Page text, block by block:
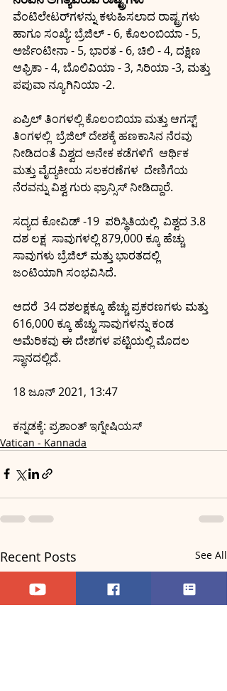
ವೆಂಟಿಲೇಟರ್‌ಗಳನ್ನು ಕಳುಹಿಸಲಾದ ರಾಷ್ಟ್ರಗಳು
ಹಾಗೂ ಸಂಖ್ಯೆ: ಬ್ರೆಜಿಲ್ - 6, ಕೊಲಂಬಿಯಾ - 5,
ಅರ್ಜೆಂಟೀನಾ - 5, ಭಾರತ - 6, ಚಿಲಿ - 4, ದಕ್ಷಿಣ
ಆಫ್ರಿಕಾ - 4, ಬೊಲಿವಿಯಾ - 3, ಸಿರಿಯಾ -3, ಮತ್ತು
ಪಪುವಾ ನ್ಯೂಗಿನಿಯಾ -2.
ಏಪ್ರಿಲ್ ತಿಂಗಳಲ್ಲಿ ಕೊಲಂಬಿಯಾ ಮತ್ತು ಆಗಸ್ಟ್
ತಿಂಗಳಲ್ಲಿ  ಬ್ರೆಜಿಲ್ ದೇಶಕ್ಕೆ ಹಣಕಾಸಿನ ನೆರವು
ನೀಡಿದಂತೆ ವಿಶ್ವದ ಅನೇಕ ಕಡೆಗಳಿಗೆ  ಆರ್ಥಿಕ
ಮತ್ತು ವೈದ್ಯಕೀಯ ಸಲಕರಣೆಗಳ  ದೇಣಿಗೆಯ
ನೆರವನ್ನು ವಿಶ್ವ ಗುರು ಫ್ರಾನ್ಸಿಸ್ ನೀಡಿದ್ದಾರೆ.
ಸದ್ಯದ ಕೋವಿಡ್ -19  ಪರಿಸ್ಥಿತಿಯಲ್ಲಿ  ವಿಶ್ವದ 3.8
ದಶ ಲಕ್ಷ  ಸಾವುಗಳಲ್ಲಿ 879,000 ಕ್ಕೂ ಹೆಚ್ಚು
ಸಾವುಗಳು ಬ್ರೆಜಿಲ್ ಮತ್ತು ಭಾರತದಲ್ಲಿ
ಜಂಟಿಯಾಗಿ ಸಂಭವಿಸಿದೆ.
ಆದರೆ  34 ದಶಲಕ್ಷಕ್ಕೂ ಹೆಚ್ಚು ಪ್ರಕರಣಗಳು ಮತ್ತು
616,000 ಕ್ಕೂ ಹೆಚ್ಚು ಸಾವುಗಳನ್ನು ಕಂಡ
ಅಮೆರಿಕವು ಈ ದೇಶಗಳ ಪಟ್ಟಿಯಲ್ಲಿ ಮೊದಲ
ಸ್ಥಾನದಲ್ಲಿದೆ.
18 ಜೂನ್ 2021, 13:47
ಕನ್ನಡಕ್ಕೆ: ಪ್ರಶಾಂತ್ ಇಗ್ನೇಷಿಯಸ್
Vatican - Kannada
Recent Posts See All